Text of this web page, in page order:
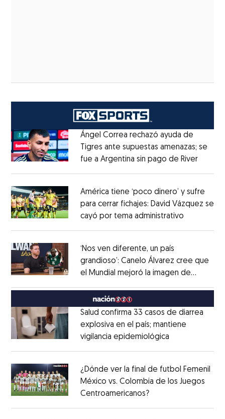
Ángel Correa rechazó ayuda de
Tigres ante supuestas amenazas; se
fue a Argentina sin pago de RiverOpens
América tiene ‘poco dinero’ y sufre
para cerrar fichajes: David Vázquez se
cayó por tema administrativo
‘Nos ven diferente, un país
grandioso’: Canelo Álvarez cree que
el Mundial mejoró la imagen de
MéxicoOpens in new window
Salud confirma 33 casos de diarrea
explosiva en el país; mantiene
vigilancia epidemiológica
¿Dónde ver la final de futbol Femenil
México vs. Colombia de los Juegos
Centroamericanos?Opens in new